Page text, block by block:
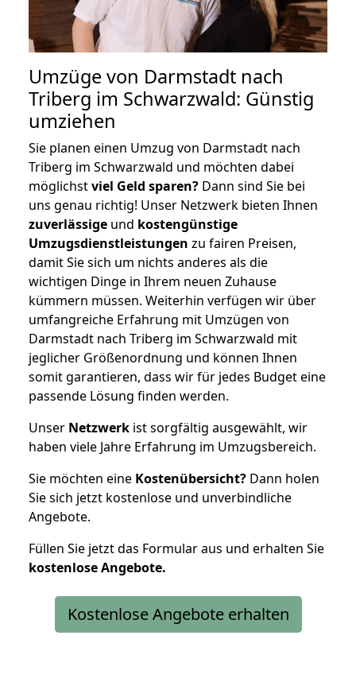
Umzüge von Darmstadt nach
Triberg im Schwarzwald: Günstig
umziehen
Sie planen einen Umzug von Darmstadt nach
Triberg im Schwarzwald und möchten dabei
möglichstviel Geld sparen? Dann sind Sie bei
uns genau richtig! Unser Netzwerk bieten Ihnen
zuverlässige und kostengünstige
Umzugsdienstleistungen zu fairen Preisen,
damit Sie sich um nichts anderes als die
wichtigen Dinge in Ihrem neuen Zuhause
kümmern müssen. Weiterhin verfügen wir über
umfangreiche Erfahrung mit Umzügen von
Darmstadt nach Triberg im Schwarzwald mit
jeglicher Größenordnung und können Ihnen
somit garantieren, dass wir für jedes Budget eine
passende Lösung finden werden.
Unser Netzwerk ist sorgfältig ausgewählt, wir
haben viele Jahre Erfahrung im Umzugsbereich.
Sie möchten eine Kostenübersicht? Dann holen
Sie sich jetzt kostenlose und unverbindliche
Angebote.
Füllen Sie jetzt das Formular aus und erhalten Sie
kostenloseAngebote.
Kostenlose Angebote erhalten